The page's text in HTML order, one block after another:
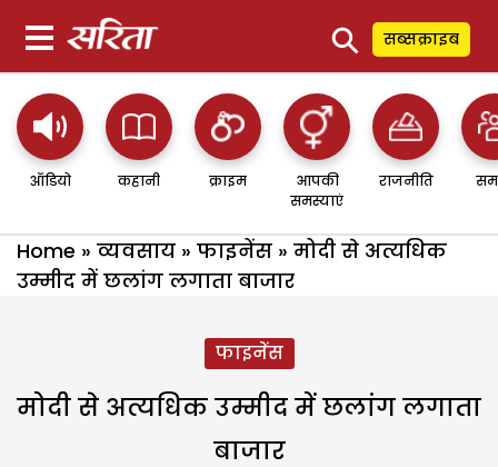
⚲ सब्सक्राइब
ऑडियो कहानी क्राइम
आपकी
समस्याएं
राजनीति
Home » व्यवसाय » फाइनेंस » मोदी से अत्यधिक
उम्मीद में छलांग लगाता बाजार
फाइनेंस
मोदी से अत्यधिक उम्मीद में छलांग लगाता
बाजार